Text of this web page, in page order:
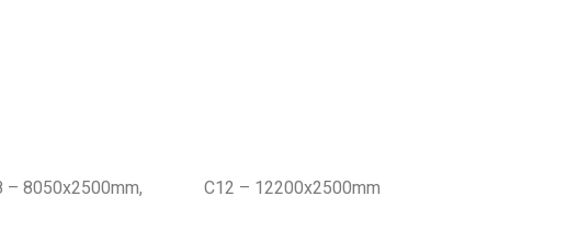
C8 – 8050x2500mm, C12 – 12200x2500mm